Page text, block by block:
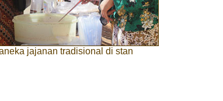
jajanan tradisional di stan